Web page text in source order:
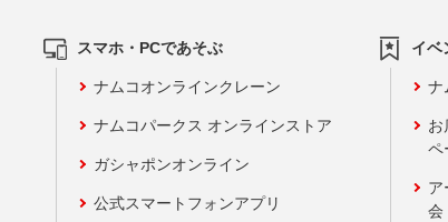
スマホ・PCであそぶ
ナムコオンラインクレーン
ナムコパークス オンラインストア
ガシャポンオンライン
公式スマートフォンアプリ
イベ
ナ
お
ペ
ア
会